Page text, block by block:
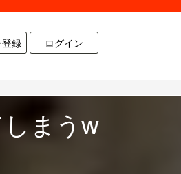
録 ログイン
まうw